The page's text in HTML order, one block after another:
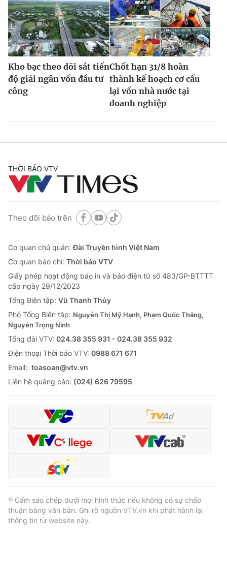
Kho bạc theo dõi sát tiến
độ giải ngân vốn đầu tư
công
Chốt hạn 31/8 hoàn
thành kế hoạch cơ cấu
lại vốn nhà nước tại
doanh nghiệp
THỜI BÁO VTV
Theo dõi báo trên
Cơ quan chủ quản:Đài Truyền hình Việt Nam
Cơ quan báo chí: Thời báo VTV
Giấy phép hoạt động báo in và báo điện tử số 483/GP-BTTTT
cấp ngày 29/12/2023
Tổng Biên tập: Vũ Thanh Thủy
Phó Tổng Biên tập: Nguyễn Thị Mỹ Hạnh, Phạm Quốc Thắng,
Nguyễn Trọng Ninh
Tổng đài VTV: 024.38 355 931 - 024.38 355 932
Ðiện thoại Thời báo VTV: 0988 671 671
Email: toasoan@vtv.vn
Liên hệ quảng cáo: (024) 626 79595
® Cấm sao chép dưới mọi hình thức nếu không có sự chấp
thuận bằng văn bản. Ghi rõ nguồn VTV.vn khi phát hành lại
thông tin từ website này.